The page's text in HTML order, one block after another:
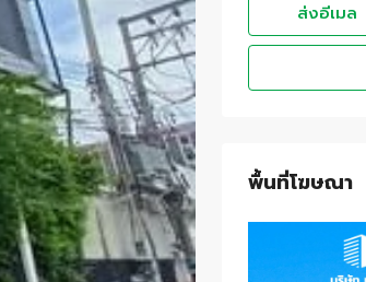
ส่งอีเมล
พื้นที่โฆษณา